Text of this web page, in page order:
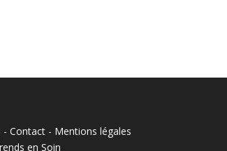
- Contact- Mentions légales
en Soin